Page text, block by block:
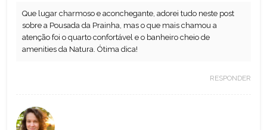
Que lugar charmoso e aconchegante, adorei tudo neste post
sobre a Pousada da Prainha, mas o que mais chamou a
atenção foi o quarto confortável e o banheiro cheio de
amenities da Natura. Ótima dica!
RESPONDER